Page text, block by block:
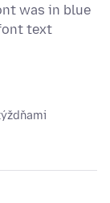
was in blue
text